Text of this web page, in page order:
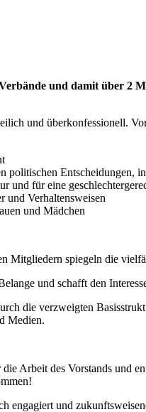
und damit über 2
und überkonfessionell.
für eine
und Verhaltensweisen
und Mädchen
spiegeln die
und schafft den
die verzweigten
Medien.
Arbeit des Vorstands und
engagiert und